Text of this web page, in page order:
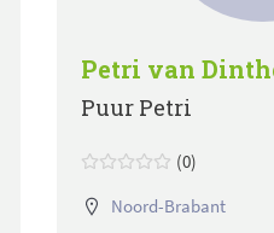
Petri van
Puur Petri
(0)
Noord-Brabant